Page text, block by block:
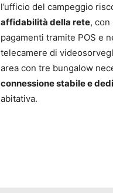
l’ufficio del campeggio
affidabilità della rete,
pagamenti tramite POS e
telecamere di
area con tre bungalow
connessione stabile e
abitativa.